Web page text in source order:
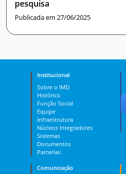
pesquisa
Publicada em 27/06/2025
Institucional
Sobre o IMD
Histórico
Função Social
Equipe
Infraestrutura
Núcleos Integradores
Sistemas
Documentos
Parcerias
Comunicação